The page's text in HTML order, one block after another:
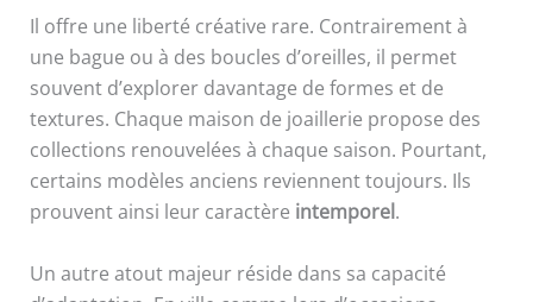
Il offre une liberté créative rare. Contrairement à
une bague ou à des boucles d’oreilles, il permet
souvent d’explorer davantage de formes et de
textures. Chaque maison de joaillerie propose des
collections renouvelées à chaque saison. Pourtant,
certains modèles anciens reviennent toujours. Ils
prouvent ainsi leur caractère intemporel.
Un autre atout majeur réside dans sa capacité